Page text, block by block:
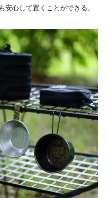
安心して置くことができる。